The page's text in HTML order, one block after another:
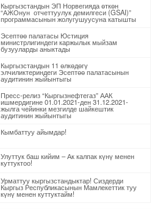
Кыргызстандын ЭП Норвегияда өткөн
“АЖОнун отчеттуулук демилгеси (GSAI)”
программасынын жолугушуусуна катышты
Эсептөө палатасы Юстиция
министрлигиндеги каржылык мыйзам
бузууларды аныктады
Кыргызстандын 11 өлкөдөгү
элчиликтериндеги Эсептөө палатасынын
аудитинин жыйынтыгы
Пресс-релиз “Кыргызнефтегаз” ААК
ишмердигине 01.01.2021-ден 31.12.2021-
жылга чейинки мезгилде шайкештик
аудитинин жыйынтыгы
Кымбаттуу айымдар!
Улуттук баш кийим – Ак калпак күнү менен
куттуктоо!
Урматтуу кыргызстандыктар! Сиздерди
Кыргыз Республикасынын Мамлекеттик туу
күнү менен куттуктайм!